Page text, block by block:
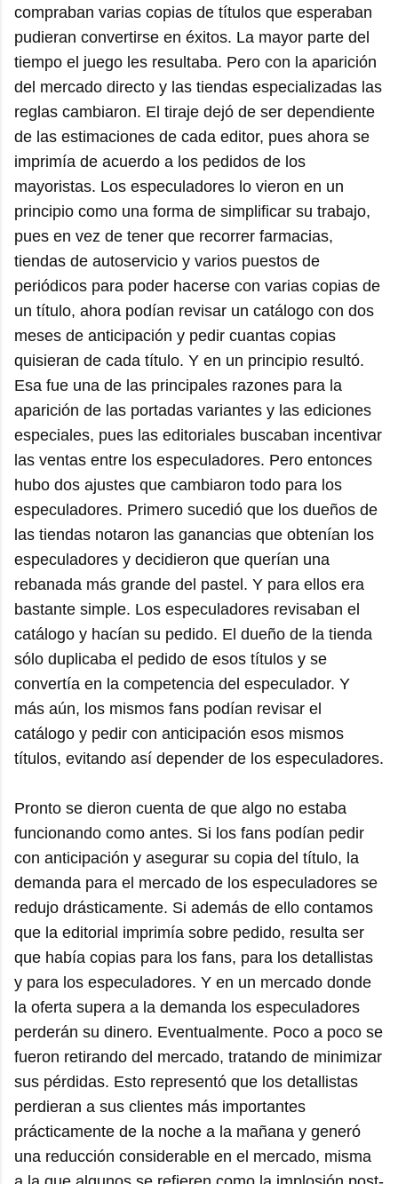
compraban varias copias de títulos que esperaban
pudieran convertirse en éxitos. La mayor parte del
tiempo el juego les resultaba. Pero con la aparición
del mercado directo y las tiendas especializadas las
reglas cambiaron. El tiraje dejó de ser dependiente
de las estimaciones de cada editor, pues ahora se
imprimía de acuerdo a los pedidos de los
mayoristas. Los especuladores lo vieron en un
principio como una forma de simplificar su trabajo,
pues en vez de tener que recorrer farmacias,
tiendas de autoservicio y varios puestos de
periódicos para poder hacerse con varias copias de
un título, ahora podían revisar un catálogo con dos
meses de anticipación y pedir cuantas copias
quisieran de cada título. Y en un principio resultó.
Esa fue una de las principales razones para la
aparición de las portadas variantes y las ediciones
especiales, pues las editoriales buscaban incentivar
las ventas entre los especuladores. Pero entonces
hubo dos ajustes que cambiaron todo para los
especuladores. Primero sucedió que los dueños de
las tiendas notaron las ganancias que obtenían los
especuladores y decidieron que querían una
rebanada más grande del pastel. Y para ellos era
bastante simple. Los especuladores revisaban el
catálogo y hacían su pedido. El dueño de la tienda
sólo duplicaba el pedido de esos títulos y se
convertía en la competencia del especulador. Y
más aún, los mismos fans podían revisar el
catálogo y pedir con anticipación esos mismos
títulos, evitando así depender de los especuladores.
Pronto se dieron cuenta de que algo no estaba
funcionando como antes. Si los fans podían pedir
con anticipación y asegurar su copia del título, la
demanda para el mercado de los especuladores se
redujo drásticamente. Si además de ello contamos
que la editorial imprimía sobre pedido, resulta ser
que había copias para los fans, para los detallistas
y para los especuladores. Y en un mercado donde
la oferta supera a la demanda los especuladores
perderán su dinero. Eventualmente. Poco a poco se
fueron retirando del mercado, tratando de minimizar
sus pérdidas. Esto representó que los detallistas
perdieran a sus clientes más importantes
prácticamente de la noche a la mañana y generó
una reducción considerable en el mercado, misma